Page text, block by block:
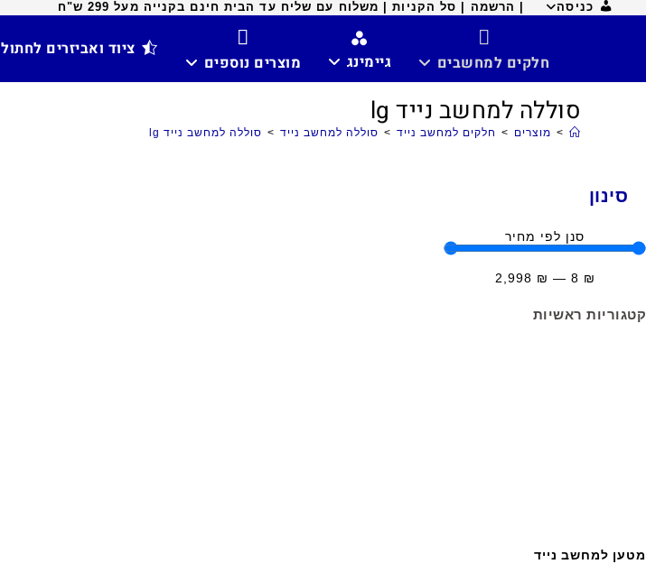
כניסה | הרשמה | סל הקניות | משלוח עם שליח עד הבית חינם בקנייה מעל 299 ש"ח
חלקים למחשבים גיימינג מוצרים נוספים
ציוד ואביזרים לחתול
סוללה למחשב נייד lg
> מוצרים > חלקים למחשב נייד > סוללה למחשב נייד > סוללה למחשב נייד lg
סינון
סנן לפי מחיר
₪
8
—
₪
2,998
קטגוריות ראשיות
מטען למחשב נייד